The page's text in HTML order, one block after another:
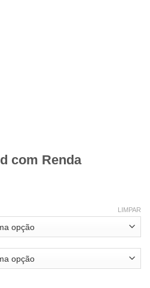
com Renda
LIMPAR